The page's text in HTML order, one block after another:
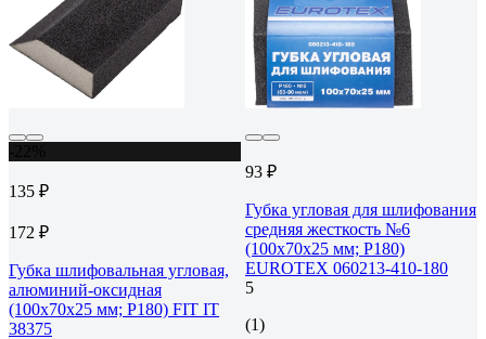
135 ₽
172 ₽
Губка шлифовальная угловая,
алюминий-оксидная
(100х70х25 мм; Р180) FIT IT
38375
93 ₽
Губка угловая для шлифования
средняя жесткость №6
(100x70x25 мм; Р180)
EUROTEX 060213-410-180
5
(1)